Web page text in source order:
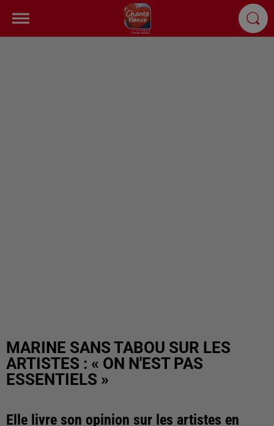
MARINE SANS TABOU SUR LES
ARTISTES : « ON N'EST PAS
ESSENTIELS »
Elle livre son opinion sur les artistes en